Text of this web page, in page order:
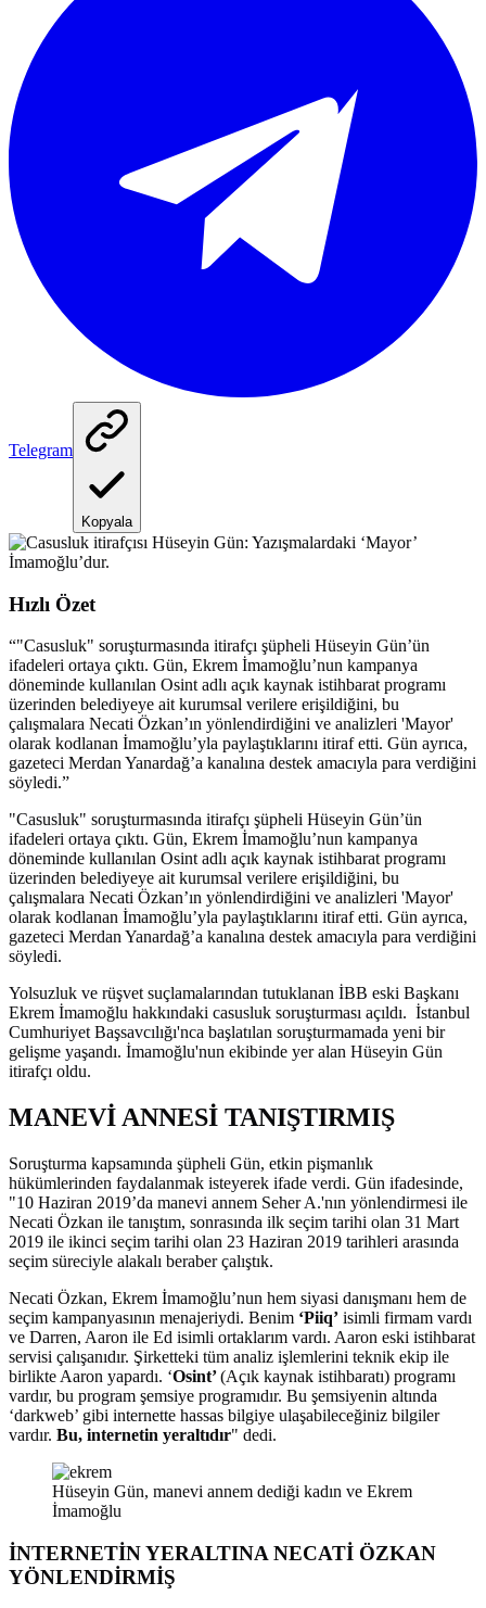
Telegram
Kopyala
Hızlı Özet
“"Casusluk" soruşturmasında itirafçı şüpheli Hüseyin Gün’ün
ifadeleri ortaya çıktı. Gün, Ekrem İmamoğlu’nun kampanya
döneminde kullanılan Osint adlı açık kaynak istihbarat programı
üzerinden belediyeye ait kurumsal verilere erişildiğini, bu
çalışmalara Necati Özkan’ın yönlendirdiğini ve analizleri 'Mayor'
olarak kodlanan İmamoğlu’yla paylaştıklarını itiraf etti. Gün ayrıca,
gazeteci Merdan Yanardağ’a kanalına destek amacıyla para verdiğini
söyledi.”
"Casusluk" soruşturmasında itirafçı şüpheli Hüseyin Gün’ün
ifadeleri ortaya çıktı. Gün, Ekrem İmamoğlu’nun kampanya
döneminde kullanılan Osint adlı açık kaynak istihbarat programı
üzerinden belediyeye ait kurumsal verilere erişildiğini, bu
çalışmalara Necati Özkan’ın yönlendirdiğini ve analizleri 'Mayor'
olarak kodlanan İmamoğlu’yla paylaştıklarını itiraf etti. Gün ayrıca,
gazeteci Merdan Yanardağ’a kanalına destek amacıyla para verdiğini
söyledi.
Yolsuzluk ve rüşvet suçlamalarından tutuklanan İBB eski Başkanı
Ekrem İmamoğlu hakkındaki casusluk soruşturması açıldı. İstanbul
Cumhuriyet Başsavcılığı'nca başlatılan soruşturmamada yeni bir
gelişme yaşandı. İmamoğlu'nun ekibinde yer alan Hüseyin Gün
itirafçı oldu.
MANEVİ ANNESİ TANIŞTIRMIŞ
Soruşturma kapsamında şüpheli Gün, etkin pişmanlık
hükümlerinden faydalanmak isteyerek ifade verdi. Gün ifadesinde,
"10 Haziran 2019’da manevi annem Seher A.'nın yönlendirmesi ile
Necati Özkan ile tanıştım, sonrasında ilk seçim tarihi olan 31 Mart
2019 ile ikinci seçim tarihi olan 23 Haziran 2019 tarihleri arasında
seçim süreciyle alakalı beraber çalıştık.
Necati Özkan, Ekrem İmamoğlu’nun hem siyasi danışmanı hem de
seçim kampanyasının menajeriydi. Benim ‘Piiq’ isimli firmam vardı
ve Darren, Aaron ile Ed isimli ortaklarım vardı. Aaron eski istihbarat
servisi çalışanıdır. Şirketteki tüm analiz işlemlerini teknik ekip ile
birlikte Aaron yapardı. ‘Osint’(Açık kaynak istihbaratı) programı
vardır, bu program şemsiye programıdır. Bu şemsiyenin altında
‘darkweb’ gibi internette hassas bilgiye ulaşabileceğiniz bilgiler
vardır. Bu, internetin yeraltıdır" dedi.
Hüseyin Gün, manevi annem dediği kadın ve Ekrem
İmamoğlu
İNTERNETİN YERALTINA NECATİ ÖZKAN
YÖNLENDİRMİŞ